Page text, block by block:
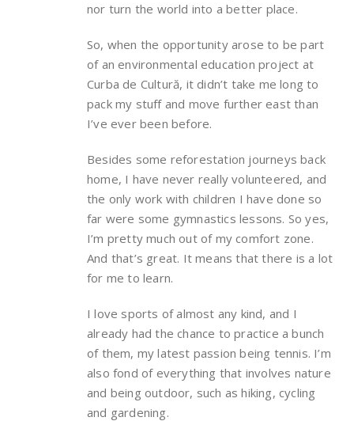
nor turn the world into a better place.
So, when the opportunity arose to be part
of an environmental education project at
Curba de Cultură, it didn’t take me long to
pack my stuff and move further east than
I’ve ever been before.
Besides some reforestation journeys back
home, I have never really volunteered, and
the only work with children I have done so
far were some gymnastics lessons. So yes,
I’m pretty much out of my comfort zone.
And that’s great. It means that there is a lot
for me to learn.
I love sports of almost any kind, and I
already had the chance to practice a bunch
of them, my latest passion being tennis. I’m
also fond of everything that involves nature
and being outdoor, such as hiking, cycling
and gardening.